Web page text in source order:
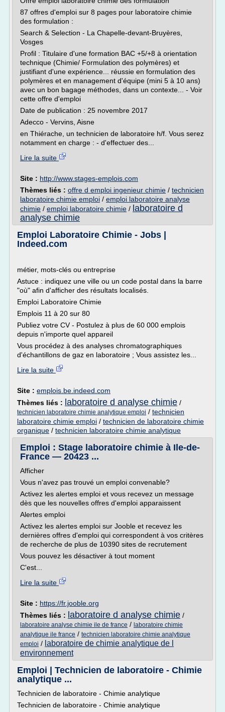
87 offres d'emploi sur 8 pages pour laboratoire chimie
des formulation :
Search & Selection - La Chapelle-devant-Bruyères,
Vosges
Profil : Titulaire d'une formation BAC +5/+8 à orientation
technique (Chimie/ Formulation des polymères) et
justifiant d'une expérience... réussie en formulation des
polymères et en management d'équipe (mini 5 à 10 ans)
avec un bon bagage méthodes, dans un contexte... - Voir
cette offre d'emploi
Date de publication : 25 novembre 2017
Adecco - Vervins, Aisne
en Thiérache, un technicien de laboratoire h/f. Vous serez
notamment en charge : - d'effectuer des...
Lire la suite
Site : http://www.stages-emplois.com
Thèmes liés : offre d emploi ingenieur chimie / technicien
laboratoire chimie emploi / emploi laboratoire analyse
chimie / emploi laboratoire chimie / laboratoire d
analyse chimie
Emploi Laboratoire Chimie - Jobs |
Indeed.com
métier, mots-clés ou entreprise
Astuce : indiquez une ville ou un code postal dans la barre
"où" afin d'afficher des résultats localisés.
Emploi Laboratoire Chimie
Emplois 11 à 20 sur 80
Publiez votre CV - Postulez à plus de 60 000 emplois
depuis n'importe quel appareil
Vous procédez à des analyses chromatographiques
d'échantillons de gaz en laboratoire ; Vous assistez les...
Lire la suite
Site : emplois.be.indeed.com
Thèmes liés : laboratoire d analyse chimie /
technicien laboratoire chimie analytique emploi / technicien
laboratoire chimie emploi / technicien de laboratoire chimie
organique / technicien laboratoire chimie analytique
Emploi : Stage laboratoire chimie à Ile-de-
France — 20423 ...
Afficher
Vous n'avez pas trouvé un emploi convenable?
Activez les alertes emploi et vous recevez un message
dès que les nouvelles offres d'emploi apparaissent
Alertes emploi
Activez les alertes emploi sur Jooble et recevez les
dernières offres d'emploi qui correspondent à vos critères
de recherche de plus de 10390 sites de recrutement
Vous pouvez les désactiver à tout moment
C'est...
Lire la suite
Site : https://fr.jooble.org
Thèmes liés : laboratoire d analyse chimie /
laboratoire analyse chimie ile de france / laboratoire chimie
analytique ile france / technicien laboratoire chimie analytique
emploi / laboratoire de chimie analytique de l
environnement
Emploi | Technicien de laboratoire - Chimie
analytique ...
Technicien de laboratoire - Chimie analytique
Technicien de laboratoire - Chimie analytique